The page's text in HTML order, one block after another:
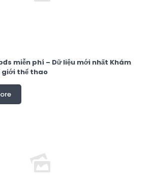
miễn phí – Dữ liệu mới nhất Khám
giới thể thao